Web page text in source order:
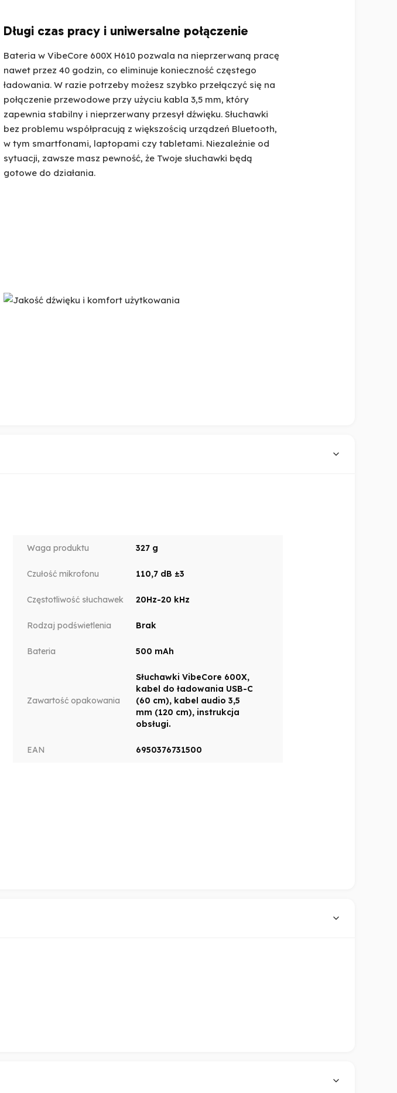
Długi czas pracy i uniwersalne połączenie
Bateria w VibeCore 600X H610 pozwala na nieprzerwaną pracę
nawet przez 40 godzin, co eliminuje konieczność częstego
ładowania. W razie potrzeby możesz szybko przełączyć się na
połączenie przewodowe przy użyciu kabla 3,5 mm, który
zapewnia stabilny i nieprzerwany przesył dźwięku. Słuchawki
bez problemu współpracują z większością urządzeń Bluetooth,
w tym smartfonami, laptopami czy tabletami. Niezależnie od
sytuacji, zawsze masz pewność, że Twoje słuchawki będą
gotowe do działania.
Waga produktu 327 g
Czułość mikrofonu 110,7 dB ±3
Częstotliwość słuchawek 20Hz-20 kHz
Rodzaj podświetlenia Brak
Bateria 500 mAh
Zawartość opakowania
Słuchawki VibeCore 600X,
kabel do ładowania USB-C
(60 cm), kabel audio 3,5
mm (120 cm), instrukcja
obsługi.
EAN 6950376731500